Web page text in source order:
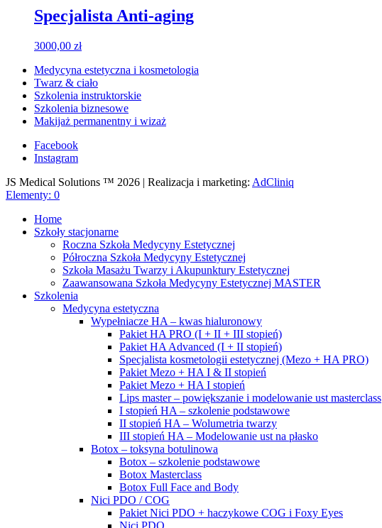
Specjalista Anti-aging
3000,00 zł
Medycyna estetyczna i kosmetologia
Twarz & ciało
Szkolenia instruktorskie
Szkolenia biznesowe
Makijaż permanentny i wizaż
Facebook
Instagram
JS Medical Solutions ™ 2026 | Realizacja i marketing: AdCliniq
Elementy: 0
Home
Szkoły stacjonarne
Roczna Szkoła Medycyny Estetycznej
Półroczna Szkoła Medycyny Estetycznej
Szkoła Masażu Twarzy i Akupunktury Estetycznej
Zaawansowana Szkoła Medycyny Estetycznej MASTER
Szkolenia
Medycyna estetyczna
Wypełniacze HA – kwas hialuronowy
Pakiet HA PRO (I + II + III stopień)
Pakiet HA Advanced (I + II stopień)
Specjalista kosmetologii estetycznej (Mezo + HA PRO)
Pakiet Mezo + HA I & II stopień
Pakiet Mezo + HA I stopień
Lips master – powiększanie i modelowanie ust masterclass
I stopień HA – szkolenie podstawowe
II stopień HA – Wolumetria twarzy
III stopień HA – Modelowanie ust na płasko
Botox – toksyna botulinowa
Botox – szkolenie podstawowe
Botox Masterclass
Botox Full Face and Body
Nici PDO / COG
Pakiet Nici PDO + haczykowe COG i Foxy Eyes
Nici PDO